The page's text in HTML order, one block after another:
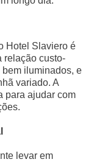
Hotel Slaviero é
relação custo-
bem iluminados, e
variado. A
para ajudar com
levar em